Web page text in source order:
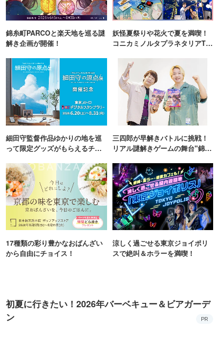
錦糸町PARCOと楽天地を巡る謎
解き企画が開催！
妖怪夏祭りや花火で夏を満喫！
コニカミノルタプラネタリアTO
細田守監督作品ゆかりの地を巡
って限定グッズがもらえるチャ
三四郎が早解きバトルに挑戦！
リアル謎解きゲームの舞台"錦糸
17種類の彩り豊かなおばんざい
から自由にチョイス！
涼しく過ごせる東京ジョイポリ
スで絶叫＆ホラーを満喫！
初夏に行きたい！2026年バーベキュー＆ビアガーデ
ン
PR